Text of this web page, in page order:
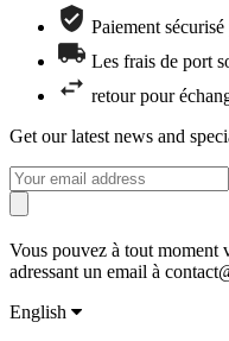
Paiement
Les frais de port
retour pour
Get our latest news and
Vous pouvez à tout moment
adressant un email à
English